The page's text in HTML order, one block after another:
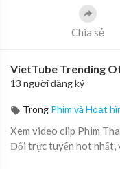
Chia sẻ
VietTube Trending
13 người đăng ký
Trong Phim và Hoạt
Xem video clip Phim
Đổi trực tuyến hot nhất,